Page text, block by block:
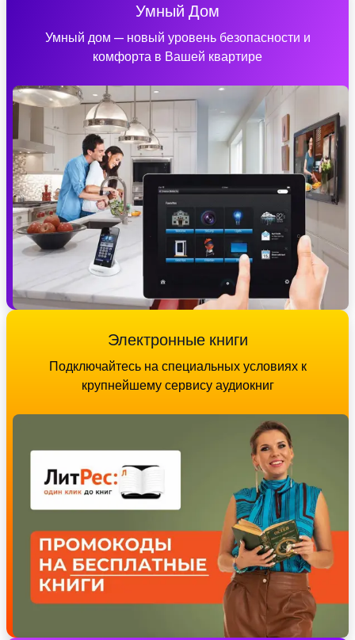
Умный Дом
Умный дом — новый уровень безопасности и
комфорта в Вашей квартире
Электронные книги
Подключайтесь на специальных условиях к
крупнейшему сервису аудиокниг